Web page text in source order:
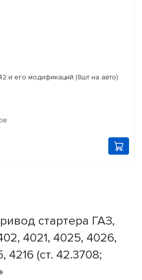
и его модификаций (8шт на авто)
стартера ГАЗ,
4021, 4025, 4026,
4216 (ст. 42.3708;